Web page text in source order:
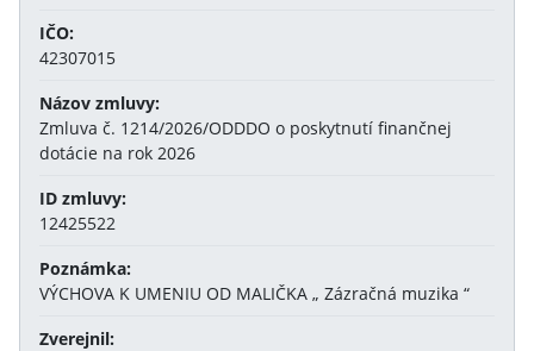
IČO:
42307015
Názov zmluvy:
Zmluva č. 1214/2026/ODDDO o poskytnutí finančnej
dotácie na rok 2026
ID zmluvy:
12425522
Poznámka:
VÝCHOVA K UMENIU OD MALIČKA „ Zázračná muzika “
Zverejnil: